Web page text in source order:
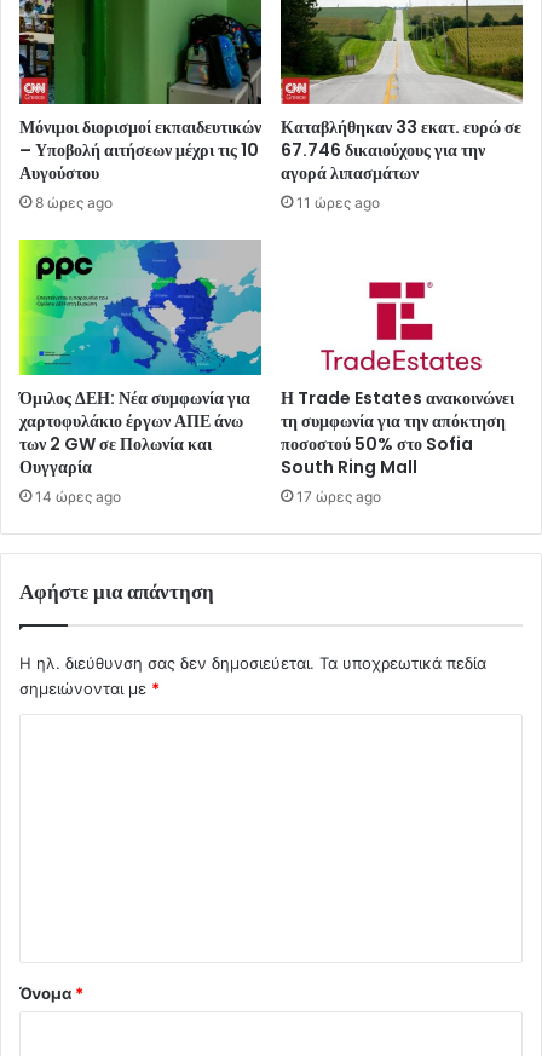
Μόνιμοι διορισμοί εκπαιδευτικών
– Υποβολή αιτήσεων μέχρι τις 10
Αυγούστου
8 ώρες ago
Καταβλήθηκαν 33 εκατ. ευρώ σε
67.746 δικαιούχους για την
αγορά λιπασμάτων
11 ώρες ago
Όμιλος ΔΕΗ: Νέα συμφωνία για
χαρτοφυλάκιο έργων ΑΠΕ άνω
των 2 GW σε Πολωνία και
Ουγγαρία
14 ώρες ago
Η Trade Estates ανακοινώνει
τη συμφωνία για την απόκτηση
ποσοστού 50% στο Sofia
South Ring Mall
17 ώρες ago
Αφήστε μια απάντηση
Η ηλ. διεύθυνση σας δεν δημοσιεύεται. Τα υποχρεωτικά πεδία
σημειώνονται με *
Όνομα *